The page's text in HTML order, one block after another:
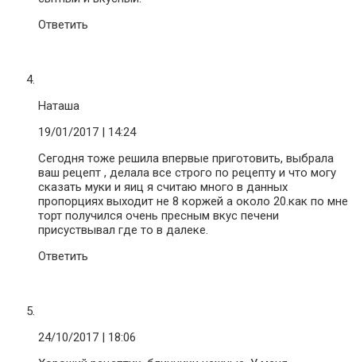
Ответить
Наташа
19/01/2017 | 14:24
Сегодня тоже решила впервые приготовить, выбрала
ваш рецепт , делала все строго по рецепту и что могу
сказать муки и яиц я считаю много в данных
пропорциях выходит не 8 коржей а около 20.как по мне
торт получился очень пресным вкус печени
присуствывал где то в далеке.
Ответить
24/10/2017 | 18:06